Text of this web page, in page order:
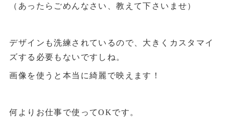
（あったらごめんなさい、教えて下さいませ）
デザインも洗練されているので、大きくカスタマイ
ズする必要もないですしね。
画像を使うと本当に綺麗で映えます！
何よりお仕事で使ってOKです。